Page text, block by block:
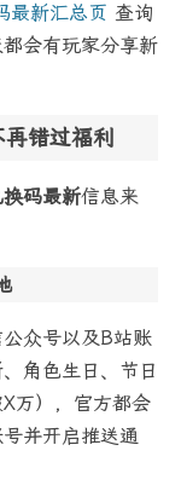
最新汇总页 查询
会有玩家分享新
错过福利
码最新信息来
众号以及B站账
角色生日、节日
万），官方都会
并开启推送通